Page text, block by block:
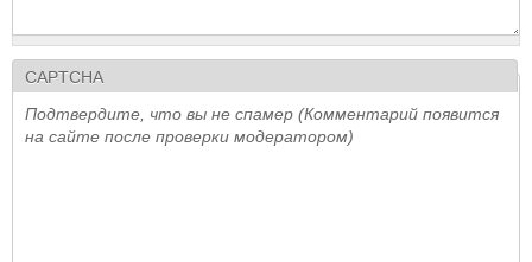
CAPTCHA
Подтвердите, что вы не спамер (Комментарий появится
на сайте после проверки модератором)